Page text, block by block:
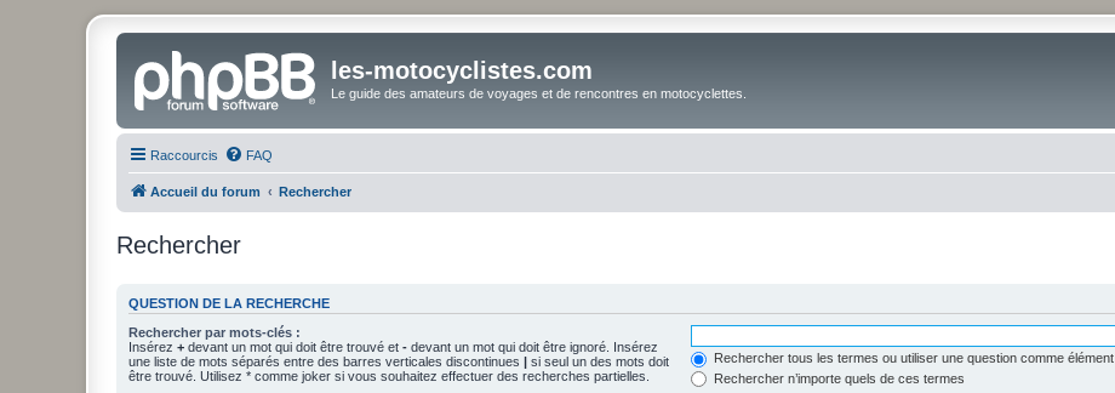
les-motocyclistes.com
Le guide des amateurs de voyages et de rencontres en motocyclettes.
Raccourcis FAQ
Accueil du forum Rechercher
Rechercher
QUESTION DE LA RECHERCHE
Rechercher par mots-clés :
Insérez + devant un mot qui doit être trouvé et - devant un mot qui doit être ignoré. Insérez
une liste de mots séparés entre des barres verticales discontinues | si seul un des mots doit
être trouvé. Utilisez * comme joker si vous souhaitez effectuer des recherches partielles.
Rechercher tous les termes ou utiliser une question comme élément
Rechercher n’importe quels de ces termes